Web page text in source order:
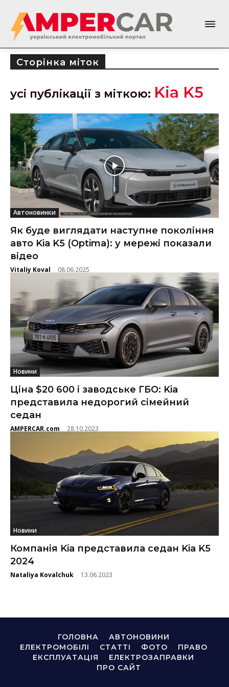
Сторінка міток
усі публікації з міткою: Kia K5
Автоновинки
Як буде виглядати наступне покоління
авто Kia K5 (Optima): у мережі показали
відео
Vitaliy Koval - 08.06.2025
Новини
Ціна $20 600 і заводське ГБО: Kia
представила недорогий сімейний
седан
AMPERCAR.com - 28.10.2023
Новини
Компанія Kia представила седан Kia K5
2024
Nataliya Kovalchuk - 13.06.2023
ГОЛОВНА
АВТОНОВИНИ
ЕЛЕКТРОМОБІЛІ
СТАТТІ ФОТО
ПРАВО
ЕКСПЛУАТАЦІЯ
ЕЛЕКТРОЗАПРАВКИ
ПРО САЙТ